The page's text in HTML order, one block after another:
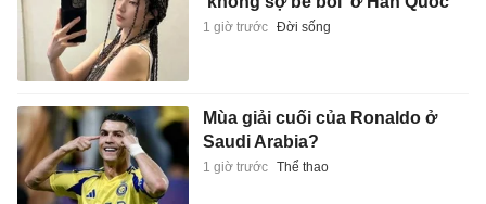
1 giờ trước Đời sống
Mùa giải cuối của Ronaldo ở
Saudi Arabia?
1 giờ trước Thể thao